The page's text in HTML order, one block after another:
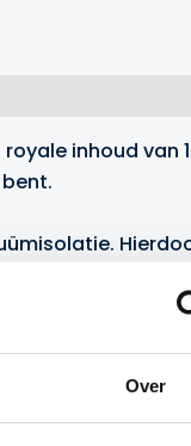
Over
inhoud van